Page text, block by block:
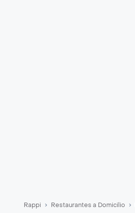
Rappi Restaurantes a Domicilio